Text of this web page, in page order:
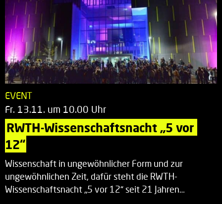
EVENT
Fr. 13.11. um 10.00 Uhr
RWTH-Wissenschaftsnacht „5 vor
12“
Wissenschaft in ungewöhnlicher Form und zur
ungewöhnlichen Zeit, dafür steht die RWTH-
Wissenschaftsnacht „5 vor 12“ seit 21 Jahren…